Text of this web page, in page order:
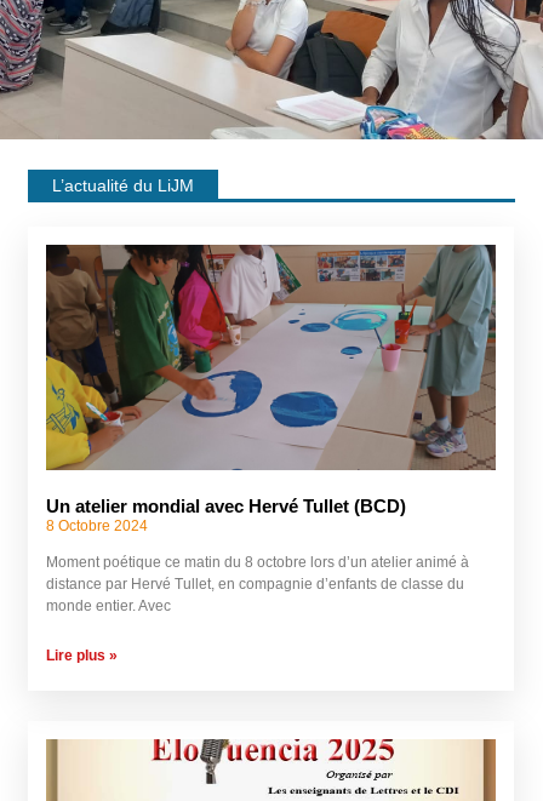
L’actualité du LiJM
Un atelier mondial avec Hervé Tullet (BCD)
8 Octobre 2024
Moment poétique ce matin du 8 octobre lors d’un atelier animé à
distance par Hervé Tullet, en compagnie d’enfants de classe du
monde entier. Avec
Lire plus »